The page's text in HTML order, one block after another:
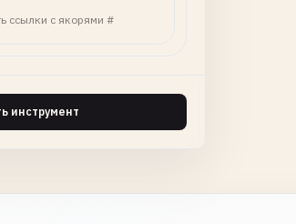
ссылки с якорями #
инструмент